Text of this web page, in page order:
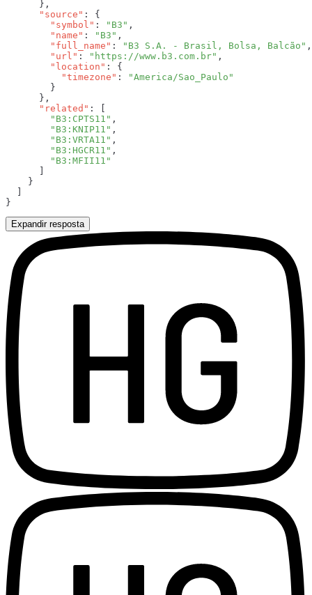
      "source"
        "symbol"
: "B3"
        "name"
: "B3"
        "full_name"
:
"B3 S.A. - Brasil, Bolsa, Balcão"
        "url"
: "https://www.b3.com.br"
        "location"
          "timezone"
:
      "related"
        "B3:CPTS11"
        "B3:KNIP11"
        "B3:VRTA11"
        "B3:HGCR11"
Expandir resposta